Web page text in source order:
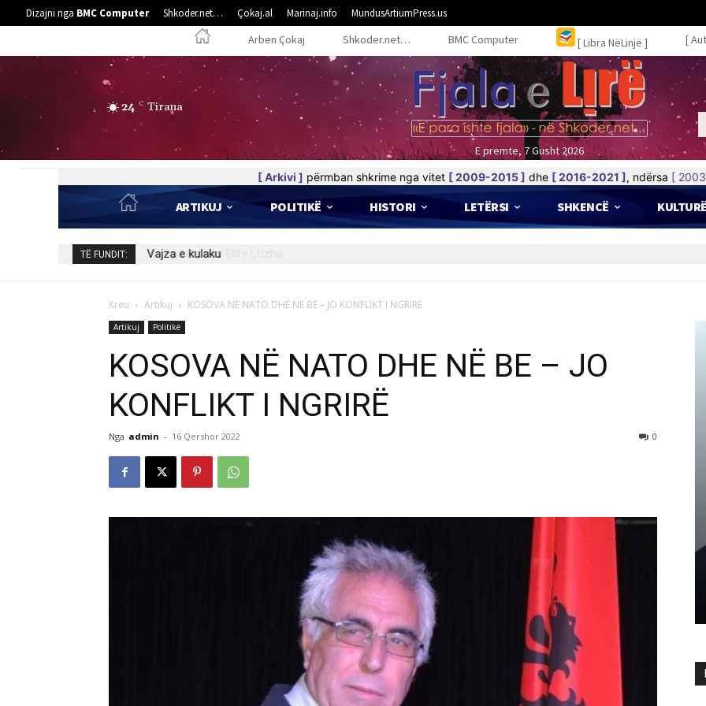
Dizajni nga BMC Computer Shkoder.net… Çokaj.al Marinaj.info MundusArtiumPress.us
Arben Çokaj Shkoder.net… BMC Computer [ Libra NëLinjë ] [
24 C Tirana
E premte, 7 Gusht 2026
[ Arkivi ] përmban shkrime nga vitet [ 2009-2015 ] dhe [ 2016-2021 ], ndërsa [
ARTIKUJ POLITIKË HISTORI LETËRSI SHKENCË KULTURË
TË FUNDIT: 5 poezi nga Elife Luzha
Kreu Artikuj KOSOVA NË NATO DHE NË BE – JO KONFLIKT I NGRIRË
Artikuj Politikë
KOSOVA NË NATO DHE NË BE – JO
KONFLIKT I NGRIRË
Nga admin - 16 Qershor 2022 0